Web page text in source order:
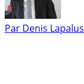
Par Denis Lapalus